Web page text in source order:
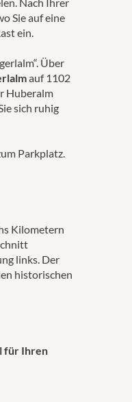
Sie auf eine
ein.
Über
auf 1102
Huberalm
sich ruhig
Parkplatz.
Kilometern
links. Der
historischen
für Ihren